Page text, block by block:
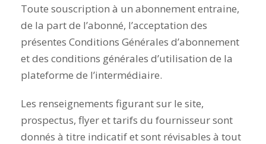
Toute souscription à un abonnement entraine,
de la part de l’abonné, l’acceptation des
présentes Conditions Générales d’abonnement
et des conditions générales d’utilisation de la
plateforme de l’intermédiaire.
Les renseignements figurant sur le site,
prospectus, flyer et tarifs du fournisseur sont
donnés à titre indicatif et sont révisables à tout